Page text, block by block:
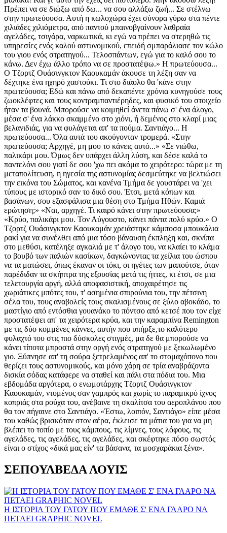
Πρέπει να σε διώξω από δω... να σου αλλάξω ζωή... Σε στέλνω
στην πρωτεύουσα. Αυτή η κωλοχώρα έχει σύνορα γύρω στα πέντε
χιλιάδες χιλιόμετρα, από παντού μπαινοβγαίνουν λαθραία
αγελάδες, τσιγάρα, ναρκωτικά, κι εγώ να πρέπει να στερηθώ τις
υπηρεσίες ενός καλού αστυνομικού, επειδή σμπαράλιασε τον κώλο
του γιου ενός στρατηγού... Τελοσπάντων, εγώ για το καλό σου το
κάνω. Δεν έχω άλλο τρόπο να σε προστατέψω.» Η πρωτεύουσα...
Ο Τζορτζ Ουάσινγκτον Καουκαμάν άκουσε τη λέξη σαν να
δέχτηκε ένα ηχηρό χαστούκι. Τι στο διάολο θα 'κάνε στην
πρωτεύουσα; Εδώ και πάνω από δεκαπέντε χρόνια κυνηγούσε τους
ζωοκλέφτες και τους κοντραμπαντιέρηδες, και φυσικό του στοιχείο
ήταν τα βουνά. Μπορούσε να κοιμηθεί άνετα πάνω σ' ένα άλογο,
μέσα σ' ένα λάκκο σκαμμένο στο χιόνι, ή δεμένος στο κλαρί μιας
βελανιδιάς, για να φυλάγεται απ' τα πούμα. Σαντιάγο... Η
πρωτεύουσα... Όλα αυτά του ακούγονταν τρομερά. «Στην
πρωτεύουσα; Αρχηγέ, μη μου το κάνεις αυτό...» «Σε νιώθω,
παλικάρι μου. Όμως δεν υπάρχει άλλη λύση, και δέσε καλά το
παντελόνι σου γιατί δε σου 'χω πει ακόμα το χειρότερο: τώρα με τη
μεταπολίτευση, η ηγεσία της αστυνομίας δεσμεύτηκε να βελτιώσει
την εικόνα του Σώματος, και κανένα Τμήμα δε γουστάρει να 'χει
τύπους με ιστορικό σαν το δικό σου. Έτσι, μετά κόπων και
βασάνων, σου εξασφάλισα μια θέση στο Τμήμα Ηθών. Καμιά
ερώτηση;» «Ναι, αρχηγέ. Τι καιρό κάνει στην πρωτεύουσα;»
«Κρύο, παλικάρι μου. Τον Αύγουστο, κάνει πάντα πολύ κρύο.» Ο
Τζορτζ Ουάσινγκτον Καουκαμάν χρειάστηκε κάμποσα μπουκάλια
ρακί για να συνέλθει από μια τόσο βάναυση έκπληξη και, σκνίπα
στο μεθύσι, κατέληξε αγκαλιά με τ' άλογο του, να κλαίει το κλάμα
το βουβό των παλιών κασίκων, δαγκώνοντας τα χείλια του ώσπου
να τα ματώσει, όπως έκαναν οι τόκι, οι ηγέτες των μαπούτσε, όταν
παρέδιδαν τα σκήπτρα της εξουσίας μετά τις ήττες, κι έτσι, σε μια
τελετουργία αργή, αλλά αποφασιστική, αποχαιρέτησε τις
χωριάτικες μπότες του, τ' ασημένια σπιρούνια του, την πέτσινη
σέλα του, τους αναβολείς τους σκαλισμένους σε ξύλο αβοκάδο, το
μαστίγιο από εντόσθια γουανάκο το πόντσο από κετσέ που τον είχε
προστατέψει απ' τα χειρότερα κρύα, και την καραμπίνα Remington
με τις δύο κομμένες κάννες, αυτήν που υπήρξε,το καλύτερο
φυλαχτό του στις πιο δύσκολες στιγμές, μα δε θα μπορούσε να
κάνει τίποτα μπροστά στην οργή ενός στρατηγού με ξεκωλωμένο
γιο. Ξύπνησε απ' τη σούρα ξετρελαμένος απ' το στομαχόπονο που
θερίζει τους αστυνομικούς, και μόνο χάρη σε τρία αναβράζοντα
δισκία σόδας κατάφερε να σταθεί και πάλι στα πόδια του. Μια
εβδομάδα αργότερα, ο ενωμοτάρχης Τζορτζ Ουάσινγκτον
Καουκαμάν, ντυμένος σαν γαμπρός και χωρίς το παραμικρό ίχνος
κοπριάς στα ρούχα του, ανέβαινε τη σκαλίτσα του αεροπλάνου που
θα τον πήγαινε στο Σαντιάγο. «Έστω, λοιπόν, Σαντιάγο» είπε μέσα
του καθώς βρισκόταν στον αέρα, έκλεισε τα μάτια του για να μη
βλέπει το τοπίο με τους κάμπους, τις λίμνες, τους λόφους, τις
αγελάδες, τις αγελάδες, τις αγελάδες, και σκέφτηκε πόσο σωστός
είναι ο στίχος «δικά μας είν' τα βάσανα, τα μοσχαράκια ξένα».
ΣΕΠΟΥΛΒΕΔΑ ΛΟΥΙΣ
Η ΙΣΤΟΡΙΑ ΤΟΥ ΓΑΤΟΥ ΠΟΥ ΕΜΑΘΕ Σ' ΕΝΑ ΓΛΑΡΟ ΝΑ
ΠΕΤΑΕΙ GRAPHIC NOVEL